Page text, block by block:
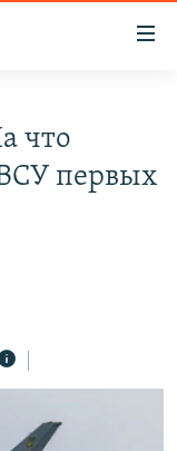
что
первых